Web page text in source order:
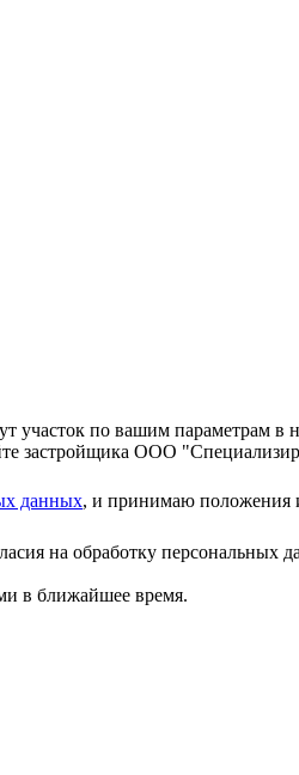
участок по вашим параметрам в
застройщика ООО
данных, и принимаю положения
на обработку персональных
в ближайшее время.